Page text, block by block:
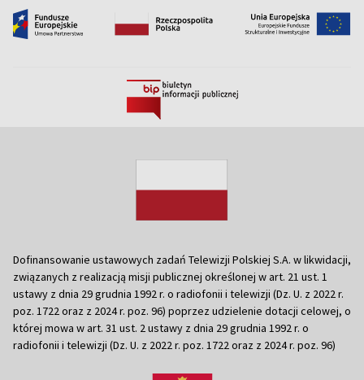
Dofinansowanie ustawowych zadań Telewizji Polskiej S.A. w likwidacji,
związanych z realizacją misji publicznej określonej w art. 21 ust. 1
ustawy z dnia 29 grudnia 1992 r. o radiofonii i telewizji (Dz. U. z 2022 r.
poz. 1722 oraz z 2024 r. poz. 96) poprzez udzielenie dotacji celowej, o
której mowa w art. 31 ust. 2 ustawy z dnia 29 grudnia 1992 r. o
radiofonii i telewizji (Dz. U. z 2022 r. poz. 1722 oraz z 2024 r. poz. 96)